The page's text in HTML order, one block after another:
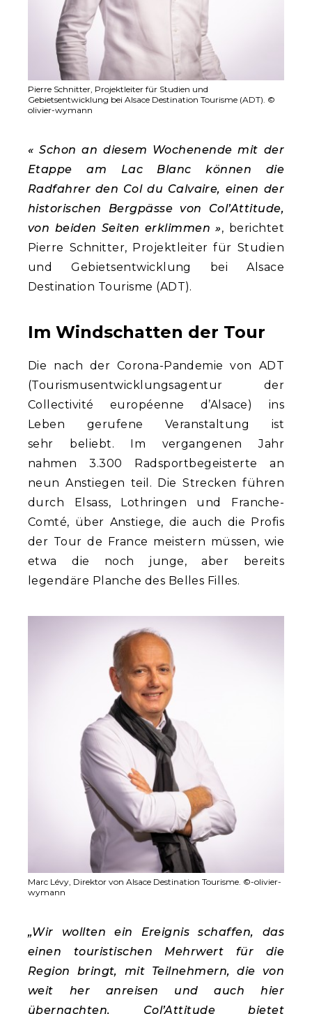
Pierre Schnitter, Projektleiter für Studien und
Gebietsentwicklung bei Alsace Destination Tourisme (ADT). ©
olivier-wymann
« Schon an diesem Wochenende mit der
Etappe am Lac Blanc können die
Radfahrer den Col du Calvaire, einen der
historischen Bergpässe von Col’Attitude,
von beiden Seiten erklimmen », berichtet
Pierre Schnitter, Projektleiter für Studien
und Gebietsentwicklung bei Alsace
Destination Tourisme (ADT).
Im Windschatten der Tour
Die nach der Corona-Pandemie von ADT
(Tourismusentwicklungsagentur der
Collectivité européenne d’Alsace) ins
Leben gerufene Veranstaltung ist
sehr beliebt. Im vergangenen Jahr
nahmen 3.300 Radsportbegeisterte an
neun Anstiegen teil. Die Strecken führen
durch Elsass, Lothringen und Franche-
Comté, über Anstiege, die auch die Profis
der Tour de France meistern müssen, wie
etwa die noch junge, aber bereits
legendäre Planche des Belles Filles.
Marc Lévy, Direktor von Alsace Destination Tourisme. ©-olivier-
wymann
„Wir wollten ein Ereignis schaffen, das
einen touristischen Mehrwert für die
Region bringt, mit Teilnehmern, die von
weit her anreisen und auch hier
übernachten. Col’Attitude bietet